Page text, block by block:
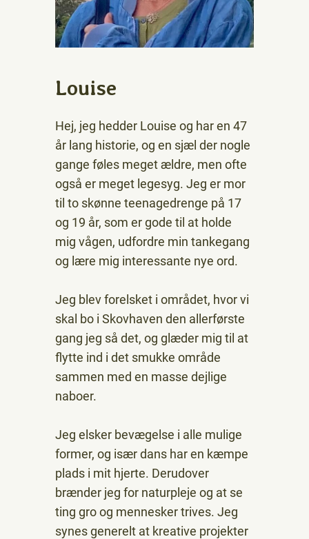
Louise
Hej, jeg hedder Louise og har en 47
år lang historie, og en sjæl der nogle
gange føles meget ældre, men ofte
også er meget legesyg. Jeg er mor
til to skønne teenagedrenge på 17
og 19 år, som er gode til at holde
mig vågen, udfordre min tankegang
og lære mig interessante nye ord.
Jeg blev forelsket i området, hvor vi
skal bo i Skovhaven den allerførste
gang jeg så det, og glæder mig til at
flytte ind i det smukke område
sammen med en masse dejlige
naboer.
Jeg elsker bevægelse i alle mulige
former, og især dans har en kæmpe
plads i mit hjerte. Derudover
brænder jeg for naturpleje og at se
ting gro og mennesker trives. Jeg
synes generelt at kreative projekter